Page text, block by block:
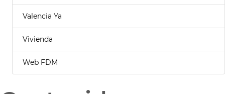
Valencia Ya
Vivienda
Web FDM